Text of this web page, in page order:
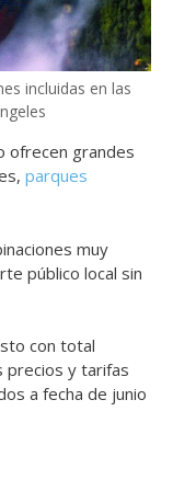
incluidas en las
ofrecen grandes
parques
muy
público local sin
con total
precios y tarifas
a fecha de junio